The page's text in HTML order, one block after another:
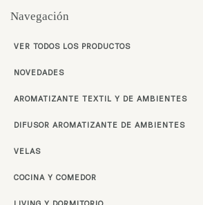
Navegación
VER TODOS LOS PRODUCTOS
NOVEDADES
AROMATIZANTE TEXTIL Y DE AMBIENTES
DIFUSOR AROMATIZANTE DE AMBIENTES
VELAS
COCINA Y COMEDOR
LIVING Y DORMITORIO